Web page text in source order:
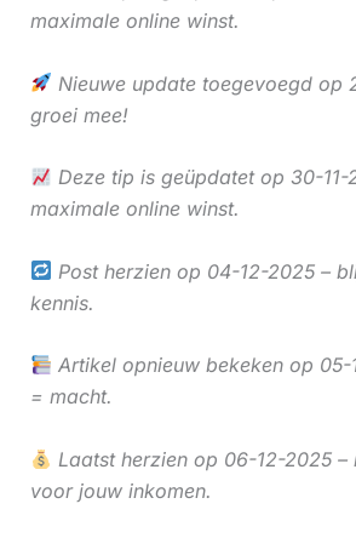
maximale online winst.
Nieuwe update toegevoegd op
groei mee!
Deze tip is geüpdatet op 30-11-
maximale online winst.
Post herzien op 04-12-2025 –
kennis.
Artikel opnieuw bekeken op 05-
= macht.
Laatst herzien op 06-12-2025 –
voor jouw inkomen.